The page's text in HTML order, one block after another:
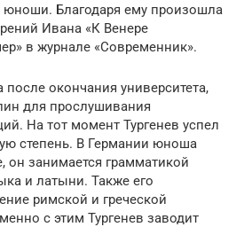
Благодаря ему произошла
Ивана «К Венере
в журнале «Современник».
после окончания университета,
для прослушивания
На тот момент Тургенев успел
степень. В Германии юноша
он занимается грамматикой
и латыни. Также его
римской и греческой
с этим Тургенев заводит